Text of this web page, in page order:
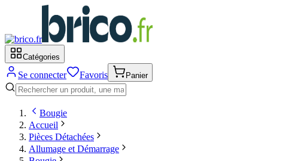
Catégories
Se connecter Favoris Panier
Bougie
Accueil
Pièces Détachées
Allumage et Démarrage